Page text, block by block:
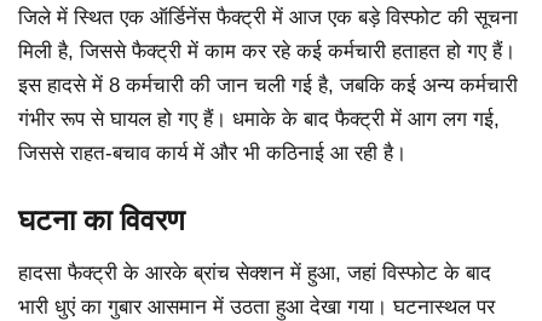
जिले में स्थित एक ऑर्डिनेंस फैक्ट्री में आज एक बड़े विस्फोट की सूचना
मिली है, जिससे फैक्ट्री में काम कर रहे कई कर्मचारी हताहत हो गए हैं।
इस हादसे में 8 कर्मचारी की जान चली गई है, जबकि कई अन्य कर्मचारी
गंभीर रूप से घायल हो गए हैं। धमाके के बाद फैक्ट्री में आग लग गई,
जिससे राहत-बचाव कार्य में और भी कठिनाई आ रही है।
घटना का विवरण
हादसा फैक्ट्री के आरके ब्रांच सेक्शन में हुआ, जहां विस्फोट के बाद
भारी धुएं का गुबार आसमान में उठता हुआ देखा गया। घटनास्थल पर